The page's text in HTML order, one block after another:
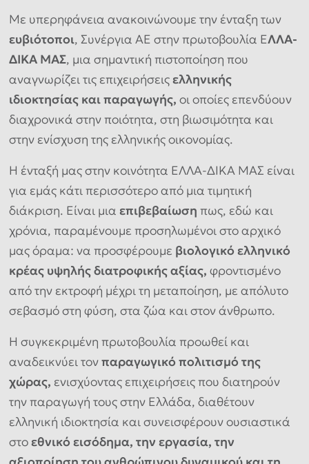
Με υπερηφάνεια ανακοινώνουμε την ένταξη των
ευβιότοποι, Συνέργια ΑΕ στην πρωτοβουλία ΕΛΛΑ-
ΔΙΚΑ ΜΑΣ, μια σημαντική πιστοποίηση που
αναγνωρίζει τις επιχειρήσειςελληνικής
ιδιοκτησίας και παραγωγής, οι οποίες επενδύουν
διαχρονικά στην ποιότητα, στη βιωσιμότητα και
στην ενίσχυση της ελληνικής οικονομίας.
Η ένταξή μας στην κοινότητα ΕΛΛΑ-ΔΙΚΑ ΜΑΣ είναι
για εμάς κάτι περισσότερο από μια τιμητική
διάκριση. Είναι μια επιβεβαίωση πως, εδώ και
χρόνια, παραμένουμε προσηλωμένοι στο αρχικό
μας όραμα: να προσφέρουμε βιολογικό ελληνικό
κρέας υψηλής διατροφικής αξίας, φροντισμένο
από την εκτροφή μέχρι τη μεταποίηση, με απόλυτο
σεβασμό στη φύση, στα ζώα και στον άνθρωπο.
Η συγκεκριμένη πρωτοβουλία προωθεί και
αναδεικνύει τονπαραγωγικό πολιτισμό της
χώρας, ενισχύοντας επιχειρήσεις που διατηρούν
την παραγωγή τους στην Ελλάδα, διαθέτουν
ελληνική ιδιοκτησία και συνεισφέρουν ουσιαστικά
στοεθνικό εισόδημα, την εργασία, την